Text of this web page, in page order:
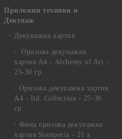
Приложни техники и
Декупаж
Декупажна хартия
Оризова декупажна
хартия А4 - Alchemy of Art -
25-30 гр.
Оризова декупажна хартия
А4 - Itd. Collection - 25-30
гр.
Фина оризова декупажна
хартия Stamperia - 21 х